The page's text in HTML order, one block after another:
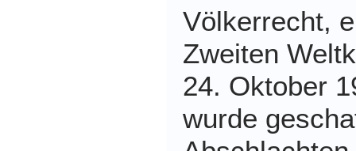
Völkerrecht,
Zweiten
24. Oktober
wurde